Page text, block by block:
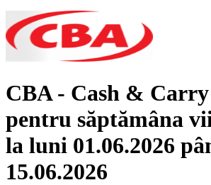
CBA - Cash &
pentru săptămâna
la luni 01.06.2026
15.06.2026